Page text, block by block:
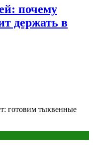
почему
держать в
готовим тыквенные